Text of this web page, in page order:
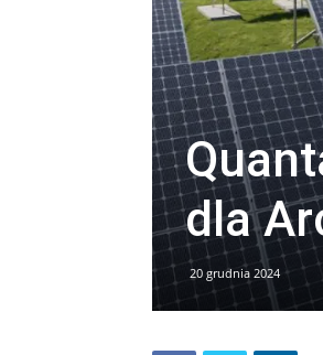
dla
20 grudnia 2024